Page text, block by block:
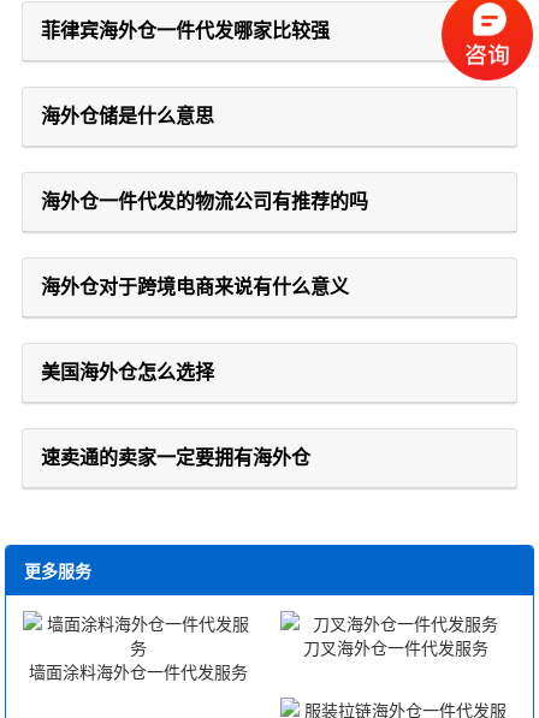
菲律宾海外仓一件代发哪家比较强
海外仓储是什么意思
海外仓一件代发的物流公司有推荐的吗
海外仓对于跨境电商来说有什么意义
美国海外仓怎么选择
速卖通的卖家一定要拥有海外仓
更多服务
墙面涂料海外仓一件代发服务
刀叉海外仓一件代发服务